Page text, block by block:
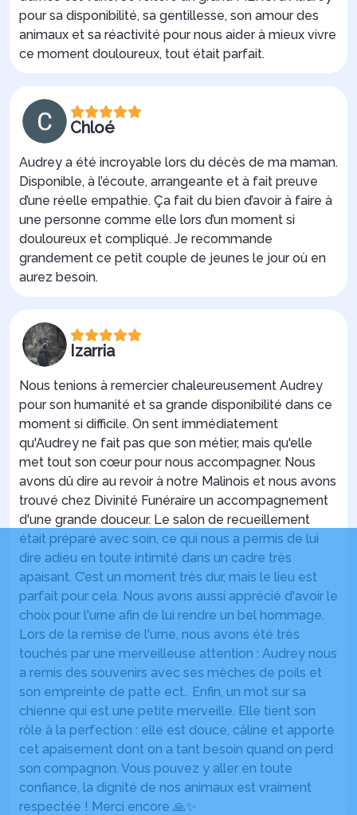
pour sa disponibilité, sa gentillesse, son amour des
animaux et sa réactivité pour nous aider à mieux vivre
ce moment douloureux, tout était parfait.
Chloé
Audrey a été incroyable lors du décès de ma maman.
Disponible, à l’écoute, arrangeante et à fait preuve
d’une réelle empathie. Ça fait du bien d’avoir à faire à
une personne comme elle lors d’un moment si
douloureux et compliqué. Je recommande
grandement ce petit couple de jeunes le jour où en
aurez besoin.
Izarria
Nous tenions à remercier chaleureusement Audrey
pour son humanité et sa grande disponibilité dans ce
moment si difficile. On sent immédiatement
qu'Audrey ne fait pas que son métier, mais qu'elle
met tout son cœur pour nous accompagner. Nous
avons dû dire au revoir à notre Malinois et nous avons
trouvé chez Divinité Funéraire un accompagnement
d'une grande douceur. Le salon de recueillement
était préparé avec soin, ce qui nous a permis de lui
dire adieu en toute intimité dans un cadre très
apaisant. C’est un moment très dur, mais le lieu est
parfait pour cela. Nous avons aussi apprécié d'avoir le
choix pour l'urne afin de lui rendre un bel hommage.
Lors de la remise de l'urne, nous avons été très
touchés par une merveilleuse attention : Audrey nous
a remis des souvenirs avec ses mèches de poils et
son empreinte de patte ect.. Enfin, un mot sur sa
chienne qui est une petite merveille. Elle tient son
rôle à la perfection : elle est douce, câline et apporte
cet apaisement dont on a tant besoin quand on perd
son compagnon. Vous pouvez y aller en toute
confiance, la dignité de nos animaux est vraiment
respectée ! Merci encore 🙏✨